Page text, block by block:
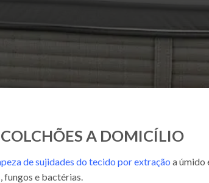
A DOMICÍLIO
de sujidades do tecido por extração a úmido
e bactérias.